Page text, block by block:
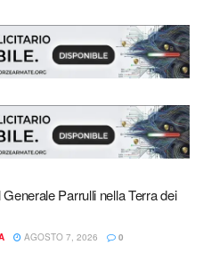
Parrulli nella Terra dei
AGOSTO 7, 2026 0